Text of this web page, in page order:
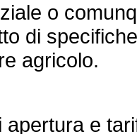
o
di
agricolo.
apertura e